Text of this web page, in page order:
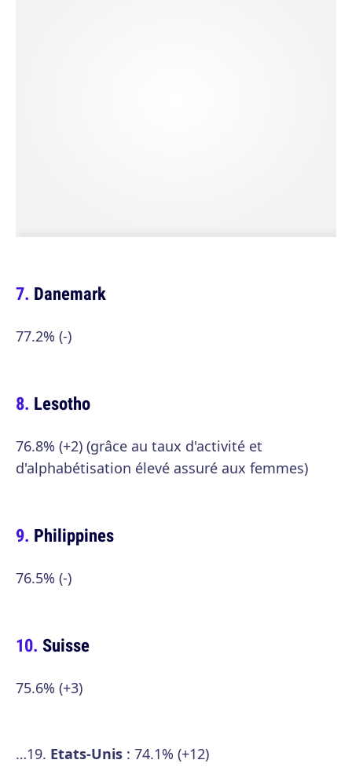
Danemark
77.2% (-)
Lesotho
76.8% (+2) (grâce au taux d'activité et
d'alphabétisation élevé assuré aux femmes)
Philippines
76.5% (-)
Suisse
75.6% (+3)
…19. Etats-Unis : 74.1% (+12)